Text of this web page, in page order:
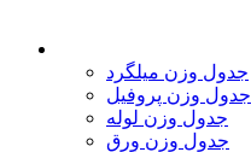
جدول وزن میلگرد
جدول وزن پروفیل
جدول وزن لوله
جدول وزن ورق